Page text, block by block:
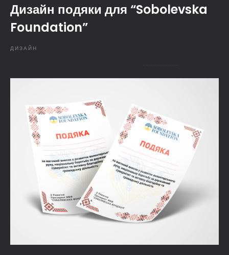
Дизайн подяки для “Sobolevska
Foundation”
ДИЗАЙН